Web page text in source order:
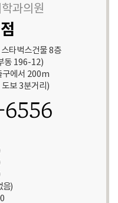
과의원
타벅스건물 8층
동 196-12)
구에서 200m
보 3분거리)
6556
음)